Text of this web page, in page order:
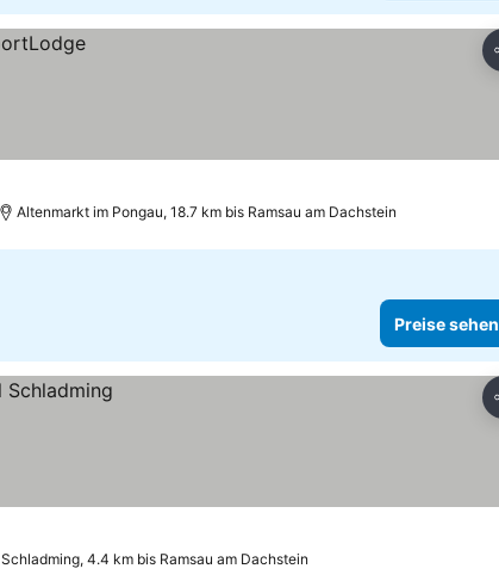
Altenmarkt im Pongau, 18.7 km bis Ramsau am Dachstein
Preise sehen
Schladming, 4.4 km bis Ramsau am Dachstein